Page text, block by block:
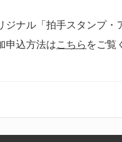
ジナル「拍手スタンプ・
申込方法はこちら をご覧